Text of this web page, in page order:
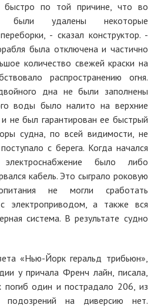
быстро по той причине, что во
были удалены некоторые
- сказал конструктор. -
была отключена и частично
количество свежей краски на
распространению огня.
дна не были заполнены
воды было налито на верхние
не был гарантирован ее быстрый
судна, по всей видимости, не
с берега. Когда начался
было либо
кабель. Это сыграло роковую
не могли сработать
электроприводом, а также вся
система. В результате судно
«Нью-Йорк геральд трибьюн»,
у причала Френч лайн, писала,
один и пострадало 206, из
на диверсию нет.